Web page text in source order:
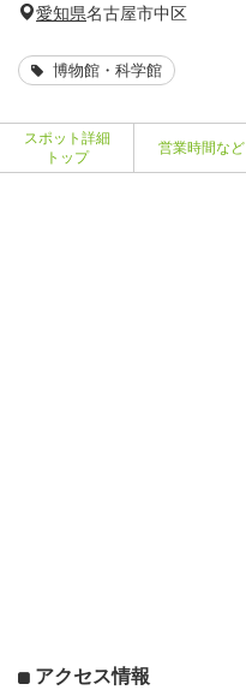
愛知県名古屋市中区
博物館・科学館
スポット詳細
トップ
営業時間など
アクセス情報